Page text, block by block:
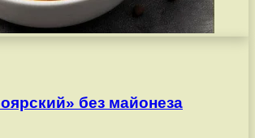
без майонеза